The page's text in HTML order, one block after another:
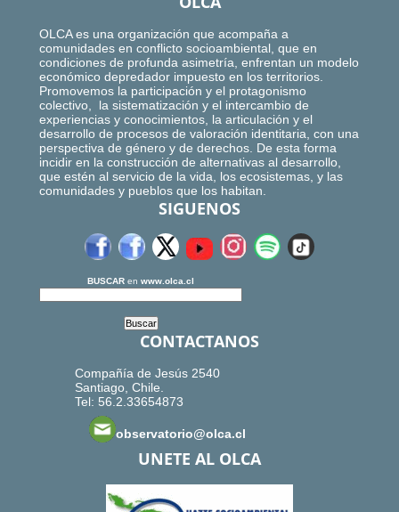
OLCA es una organización que acompaña a
comunidades en conflicto socioambiental, que en
condiciones de profunda asimetría, enfrentan un modelo
económico depredador impuesto en los territorios.
Promovemos la participación y el protagonismo
colectivo, la sistematización y el intercambio de
experiencias y conocimientos, la articulación y el
desarrollo de procesos de valoración identitaria, con una
perspectiva de género y de derechos. De esta forma
incidir en la construcción de alternativas al desarrollo,
que estén al servicio de la vida, los ecosistemas, y las
comunidades y pueblos que los habitan.
SIGUENOS
BUSCAR en www.olca.cl
CONTACTANOS
Compañía de Jesús 2540
Santiago, Chile.
Tel: 56.2.33654873
observatorio@olca.cl
UNETE AL OLCA